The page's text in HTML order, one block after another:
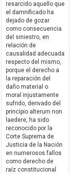
resarcido aquello que
el damnificado ha
dejado de gozar
como consecuencia
del siniestro, en
relación de
causalidad adecuada
respecto del mismo,
porque el derecho a
la reparación del
daño material o
moral injustamente
sufrido, derivado del
principio alterum non
laedere, ha sido
reconocido por la
Corte Suprema de
Justicia de la Nación
en numerosos fallos
como derecho de
raíz constitucional